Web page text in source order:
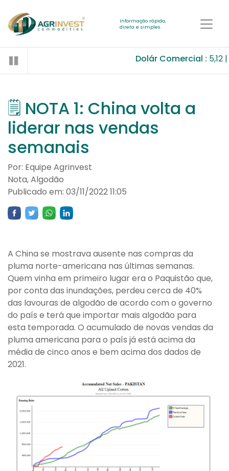
Informação rápida,
direta e simples.
Dolár Comercial : 5,12
🗒 NOTA 1: China volta a
liderar nas vendas
semanais
Por: Equipe Agrinvest
Nota, Algodão
Publicado em: 03/11/2022 11:05
A China se mostrava ausente nas compras da
pluma norte-americana nas últimas semanas.
Quem vinha em primeiro lugar era o Paquistão que,
por conta das inundações, perdeu cerca de 40%
das lavouras de algodão de acordo com o governo
do país e terá que importar mais algodão para
esta temporada. O acumulado de novas vendas da
pluma americana para o país já está acima da
média de cinco anos e bem acima dos dados de
2021.